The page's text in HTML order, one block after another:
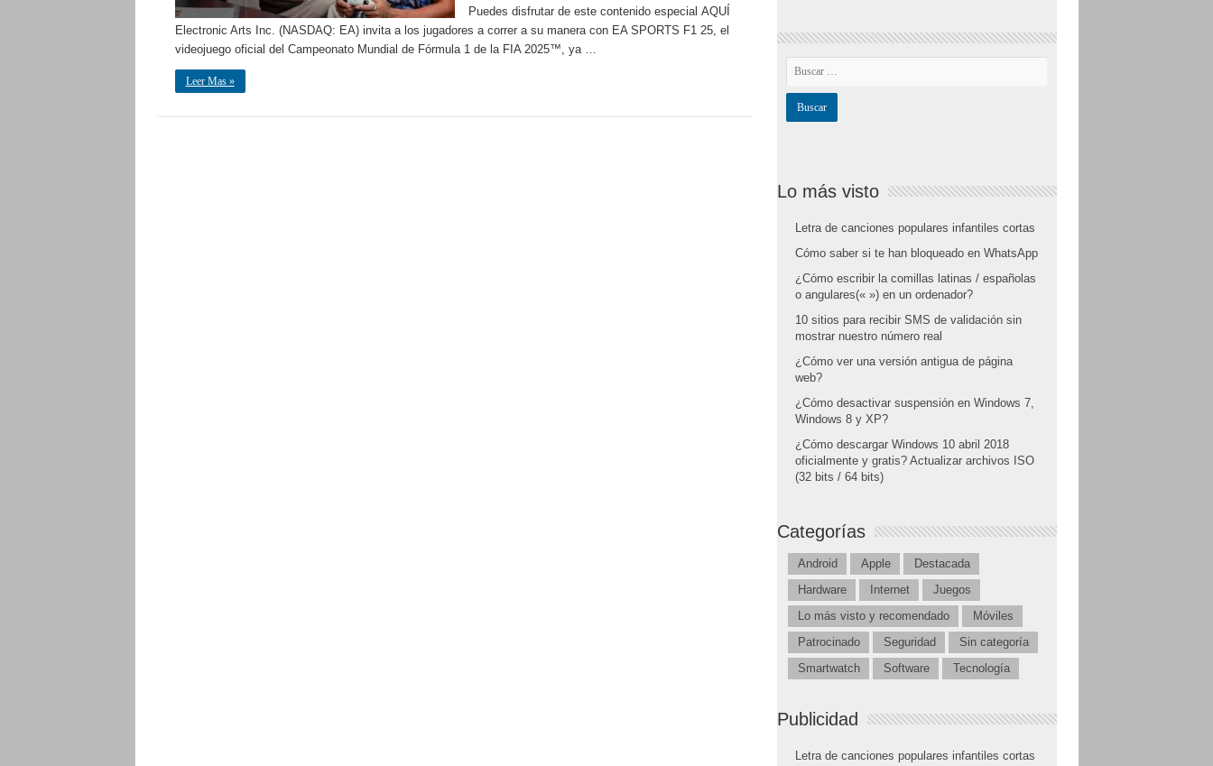
Puedes disfrutar de este contenido especial AQUÍ
Electronic Arts Inc. (NASDAQ: EA) invita a los jugadores a correr a su manera con EA SPORTS F1 25, el
videojuego oficial del Campeonato Mundial de Fórmula 1 de la FIA 2025™, ya …
Leer Mas »
Lo más visto
Letra de canciones populares infantiles cortas
Cómo saber si te han bloqueado en WhatsApp
¿Cómo escribir la comillas latinas / españolas
o angulares(« ») en un ordenador?
10 sitios para recibir SMS de validación sin
mostrar nuestro número real
¿Cómo ver una versión antigua de página
web?
¿Cómo desactivar suspensión en Windows 7,
Windows 8 y XP?
¿Cómo descargar Windows 10 abril 2018
oficialmente y gratis? Actualizar archivos ISO
(32 bits / 64 bits)
Categorías
Android Apple
Destacada
Hardware
Internet
Juegos
Lo más visto y recomendado
Móviles
Patrocinado
Seguridad
Sin categoría
Smartwatch
Software Tecnología
Publicidad
Letra de canciones populares infantiles cortas